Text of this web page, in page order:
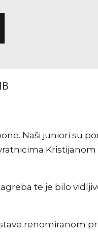
Naši juniori su
te je bilo
renomiranom